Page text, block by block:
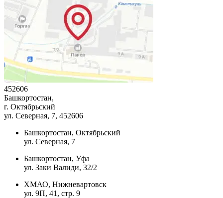
452606
Башкортостан,
г. Октябрьский
ул. Северная, 7, 452606
Башкортостан, Октябрьский
ул. Северная, 7
Башкортостан, Уфа
ул. Заки Валиди, 32/2
ХМАО, Нижневартовск
ул. 9П, 41, стр. 9